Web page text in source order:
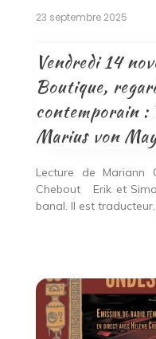
23 septembre 2025
Vendredi 14
Boutique,
contemporain :
Marius von
Lecture de Mariann
Chebout Erik et
banal. Il est